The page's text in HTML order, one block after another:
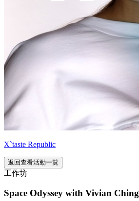
X`taste Republic
返回查看活動一覧
工作坊
Space Odyssey with Vivian Ching